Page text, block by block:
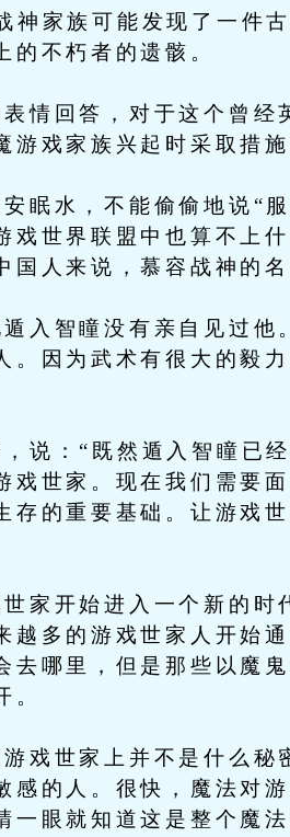
家族可能发现了一件
的不朽者的遗骸。
回答，对于这个曾经
游戏家族兴起时采取措
水，不能偷偷地说“服
世界联盟中也算不上
人来说，慕容战神的
智瞳没有亲自见过他
。因为武术有很大的毅
：“既然遁入智瞳已经
戏世家。现在我们需要
存的重要基础。让游戏
开始进入一个新的时
越多的游戏世家人开始
去哪里，但是那些以魔
。
世家上并不是什么秘
感的人。很快，魔法对
一眼就知道这是整个魔